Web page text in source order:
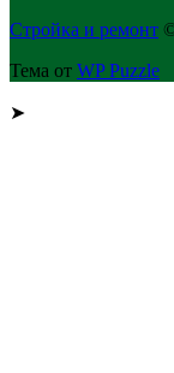
Стройка и ремонт
Тема от WP Puzzle
➤